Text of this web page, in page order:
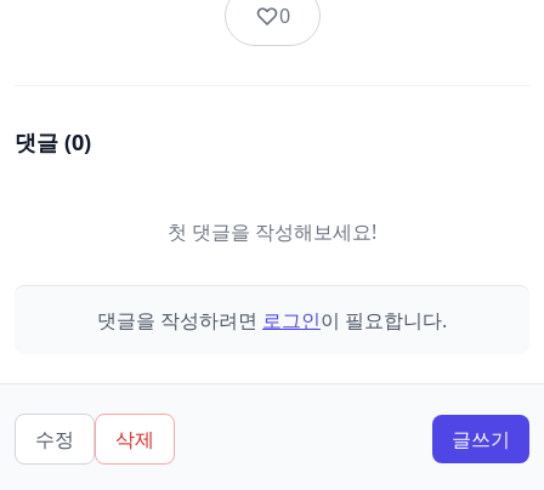
0
댓글 (0)
첫 댓글을 작성해보세요!
댓글을 작성하려면 로그인이 필요합니다.
수정 삭제 글쓰기